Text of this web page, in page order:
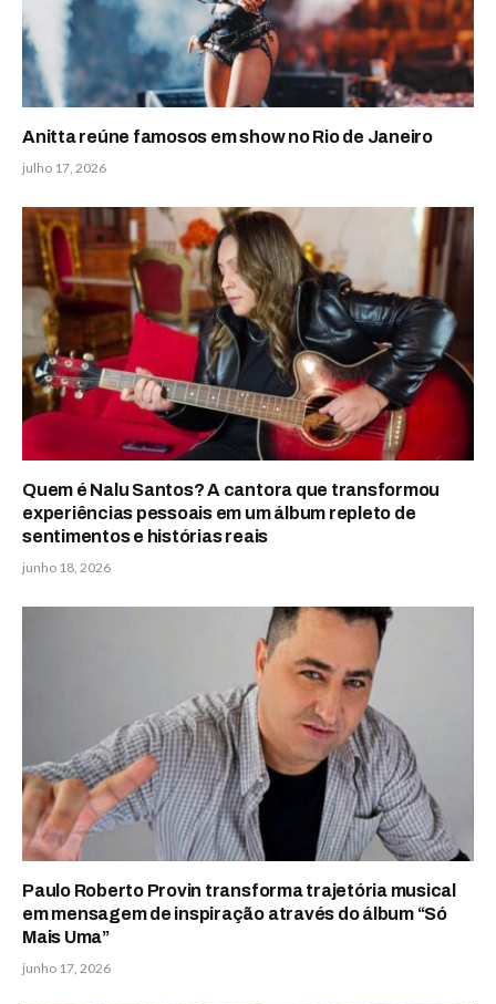
Anitta reúne famosos em show no Rio de Janeiro
julho 17, 2026
Quem é Nalu Santos? A cantora que transformou
experiências pessoais em um álbum repleto de
sentimentos e histórias reais
junho 18, 2026
Paulo Roberto Provin transforma trajetória musical
em mensagem de inspiração através do álbum “Só
Mais Uma”
junho 17, 2026